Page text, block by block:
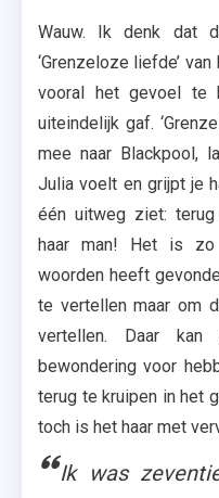
Wauw. Ik denk dat
‘Grenzeloze liefde’
vooral het gevoel te
uiteindelijk gaf.
mee naar Blackpool,
Julia voelt en grijpt je
één uitweg ziet: terug
haar man! Het is
woorden heeft
te vertellen maar om
vertellen. Daar
bewondering voor
terug te kruipen in het
toch is het haar met
Ik was